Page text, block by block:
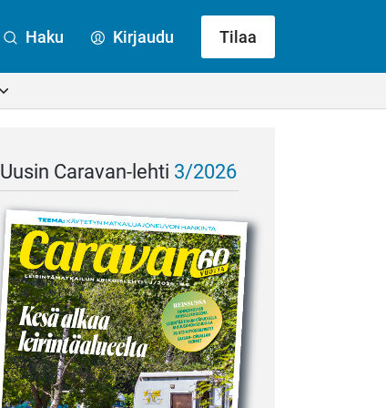
Haku Kirjaudu Tilaa
Uusin Caravan-lehti 3/2026